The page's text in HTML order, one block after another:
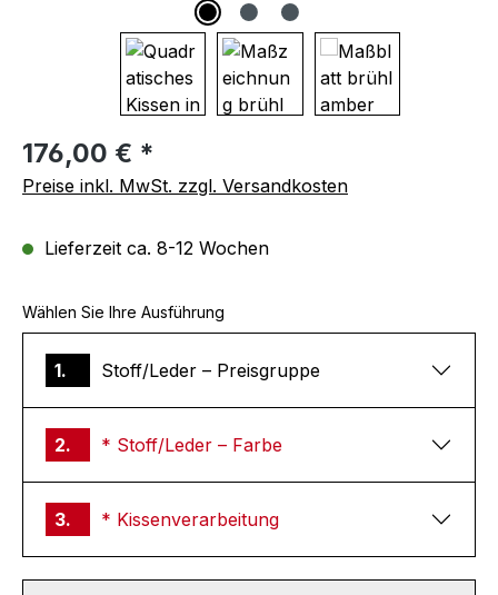
Regulärer Preis:
176,00 € *
Preise inkl. MwSt. zzgl. Versandkosten
Lieferzeit ca. 8-12 Wochen
Wählen Sie Ihre Ausführung
1. Stoff/Leder – Preisgruppe
2. * Stoff/Leder – Farbe
3. * Kissenverarbeitung